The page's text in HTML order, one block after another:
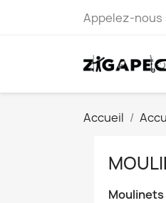
Appelez-nous
Accueil